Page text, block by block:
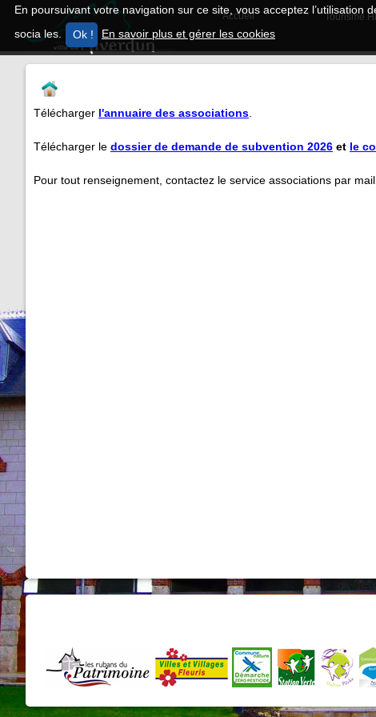
En poursuivant votre navigation sur ce site, vous acceptez
socia les.
En savoir plus et gérer les cookies
Accueil Tourisme
Télécharger l'annuaire des associations.
Télécharger le dossier de demande de subvention 2026 et le
Pour tout renseignement, contactez le service associations par mail